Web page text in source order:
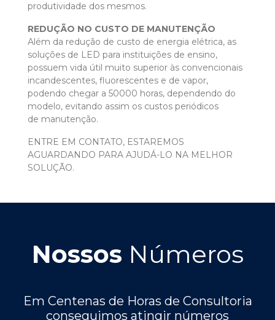
produtividade dos mesmos.
REDUÇÃO NO CUSTO DE MANUTENÇÃO
Além da redução de custo de energia elétrica, as
soluções de LED para instituições de ensino,
possuem vida útil muito superior às convencionais
incandescentes, fluorescentes e de vapor,
podendo chegar a 50000 horas, dependendo do
modelo, evitando assim os custos periódicos
de manutenção.
ENTRE EM CONTATO, ESTAREMOS
AGUARDANDO PARA AJUDÁ-LO NA MELHOR
SOLUÇÃO.
Nossos Números
Em Centenas de Horas de Consultoria
conseguimos atingir números